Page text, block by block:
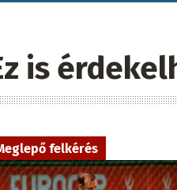
is
felkérés